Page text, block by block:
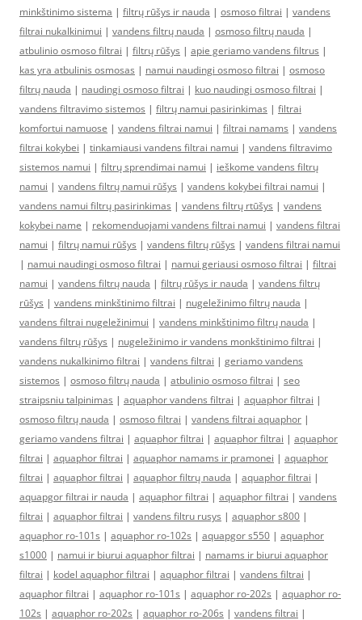
minkštinimo sistema | filtrų rūšys ir nauda | osmoso filtrai | vandens
filtrai nukalkinimui | vandens filtrų nauda | osmoso filtrų nauda |
atbulinio osmoso filtrai | filtrų rūšys | apie geriamo vandens filtrus |
kas yra atbulinis osmosas | namui naudingi osmoso filtrai | osmoso
filtrų nauda | naudingi osmoso filtrai | kuo naudingi osmoso filtrai |
vandens filtravimo sistemos | filtrų namui pasirinkimas | filtrai
komfortui namuose | vandens filtrai namui | filtrai namams | vandens
filtrai kokybei | tinkamiausi vandens filtrai namui | vandens filtravimo
sistemos namui | filtrų sprendimai namui | ieškome vandens filtrų
namui | vandens filtrų namui rūšys | vandens kokybei filtrai namui |
vandens namui filtrų pasirinkimas | vandens filtrų rtūšys | vandens
kokybei name | rekomenduojami vandens filtrai namui | vandens filtrai
namui | filtrų namui rūšys | vandens filtrų rūšys | vandens filtrai namui
| namui naudingi osmoso filtrai | namui geriausi osmoso filtrai | filtrai
namui | vandens filtrų nauda | filtrų rūšys ir nauda | vandens filtrų
rūšys | vandens minkštinimo filtrai | nugeležinimo filtrų nauda |
vandens filtrai nugeležinimui | vandens minkštinimo filtrų nauda |
vandens filtrų rūšys | nugeležinimo ir vandens monkštinimo filtrai |
vandens nukalkinimo filtrai | vandens filtrai | geriamo vandens
sistemos | osmoso filtrų nauda | atbulinio osmoso filtrai | seo
straipsniu talpinimas | aquaphor vandens filtrai | aquaphor filtrai |
osmoso filtrų nauda | osmoso filtrai | vandens filtrai aquaphor |
geriamo vandens filtrai | aquaphor filtrai | aquaphor filtrai | aquaphor
filtrai | aquaphor filtrai | aquaphor namams ir pramonei | aquaphor
filtrai | aquaphor filtrai | aquaphor filtrų nauda | aquaphor filtrai |
aquapgor filtrai ir nauda | aquaphor filtrai | aquaphor filtrai | vandens
filtrai | aquaphor filtrai | vandens filtru rusys | aquaphor s800 |
aquaphor ro-101s | aquaphor ro-102s | aquapgor s550 | aquaphor
s1000 | namui ir biurui aquaphor filtrai | namams ir biurui aquaphor
filtrai | kodel aquaphor filtrai | aquaphor filtrai | vandens filtrai |
aquaphor filtrai | aquaphor ro-101s | aquaphor ro-202s | aquaphor ro-
102s | aquaphor ro-202s | aquaphor ro-206s | vandens filtrai |